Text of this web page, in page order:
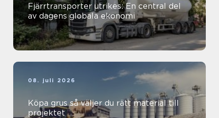
Fjärrtransporter utrikes: En central del
av dagens globala ekonomi
08. juli 2026
Köpa grus så väljer du rätt material till
projektet